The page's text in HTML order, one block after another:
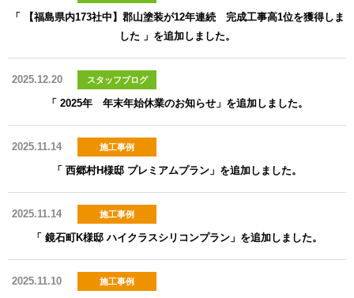
「 【福島県内173社中】郡山塗装が12年連続 完成工事高1位を獲得しま
した 」を追加しました。
2025.12.20 スタッフブログ
「 2025年 年末年始休業のお知らせ」を追加しました。
2025.11.14 施工事例
「 西郷村H様邸 プレミアムプラン」を追加しました。
2025.11.14 施工事例
「 鏡石町K様邸 ハイクラスシリコンプラン」を追加しました。
2025.11.10 施工事例